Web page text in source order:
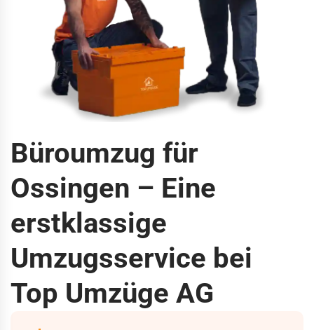
Büroumzug für
Ossingen – Eine
erstklassige
Umzugsservice bei
Top Umzüge AG